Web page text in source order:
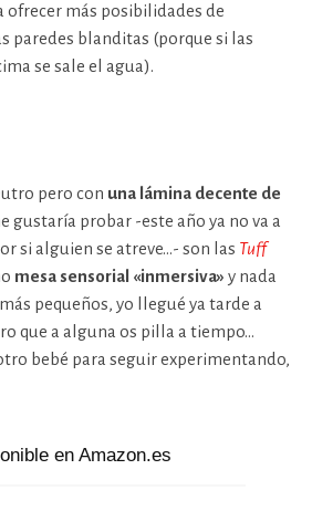
ofrecer más posibilidades de
paredes blanditas (porque si las
se sale el agua).
pero con una lámina decente de
gustaría probar -este año ya no va a
si alguien se atreve…- son las Tuff
mesa sensorial «inmersiva» y nada
pequeños, yo llegué ya tarde a
que a alguna os pilla a tiempo…
bebé para seguir experimentando,
en Amazon.es